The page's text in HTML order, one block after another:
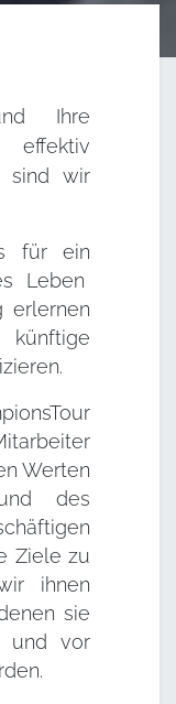
Ihre
sind wir
für ein
Leben
erlernen
Werten
des
Ziele zu
ihnen
sie
und vor